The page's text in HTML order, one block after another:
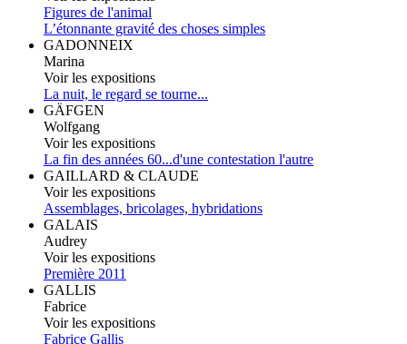
Figures de l'animal
L’étonnante gravité des choses simples
GADONNEIX
Marina
Voir les expositions
La nuit, le regard se tourne...
GÄFGEN
Wolfgang
Voir les expositions
La fin des années 60...d'une contestation l'autre
GAILLARD & CLAUDE
Voir les expositions
Assemblages, bricolages, hybridations
GALAIS
Audrey
Voir les expositions
Première 2011
GALLIS
Fabrice
Voir les expositions
Fabrice Gallis